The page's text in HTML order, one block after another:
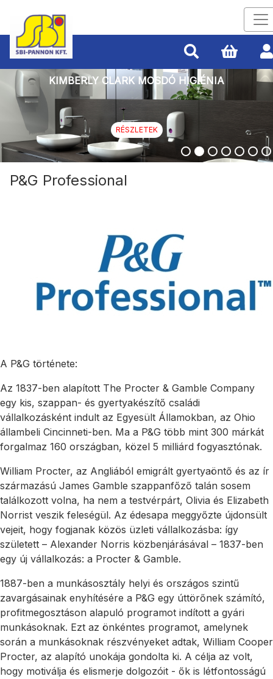
KIMBERLY CLARK MOSDÓ HIGIÉNIA
RÉSZLETEK
P&G Professional
A P&G története:
Az 1837-ben alapított The Procter & Gamble Company
egy kis, szappan- és gyertyakészítő családi
vállalkozásként indult az Egyesült Államokban, az Ohio
állambeli Cincinneti-ben. Ma a P&G több mint 300 márkát
forgalmaz 160 országban, közel 5 milliárd fogyasztónak.
William Procter, az Angliából emigrált gyertyaöntő és az ír
származású James Gamble szappanfőző talán sosem
találkozott volna, ha nem a testvérpárt, Olivia és Elizabeth
Norrist veszik feleségül. Az édesapa meggyőzte újdonsült
vejeit, hogy fogjanak közös üzleti vállalkozásba: így
született – Alexander Norris közbenjárásával – 1837-ben
egy új vállalkozás: a Procter & Gamble.
1887-ben a munkásosztály helyi és országos szintű
zavargásainak enyhítésére a P&G egy úttörőnek számító,
profitmegosztáson alapuló programot indított a gyári
munkásoknak. Ezt az önkéntes programot, amelynek
során a munkásoknak részvényeket adtak, William Cooper
Procter, az alapító unokája gondolta ki. A célja az volt,
hogy motiválja és elismerje dolgozóit - ők is létfontosságú